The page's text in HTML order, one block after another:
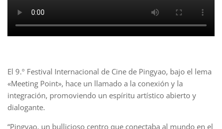
El 9.º Festival Internacional de Cine de Pingyao, bajo el lema
«Meeting Point», hace un llamado a la conexión y la
integración, promoviendo un espíritu artístico abierto y
dialogante.
“Pingyao, un bullicioso centro que conectaba al mundo en el